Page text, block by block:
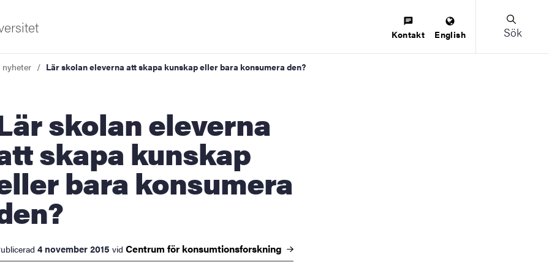
innovation
Kontakt English Sök
nyheter Lär skolan eleverna att skapa kunskap eller bara konsumera den?
skapa kunskap
bara konsumera
4 november 2015 vid Centrum för konsumtionsforskning